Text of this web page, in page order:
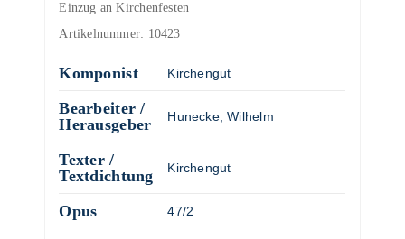
Einzug an Kirchenfesten
Artikelnummer: 10423
Komponist Kirchengut
Bearbeiter /
Herausgeber
Hunecke, Wilhelm
Texter /
Textdichtung
Kirchengut
Opus 47/2